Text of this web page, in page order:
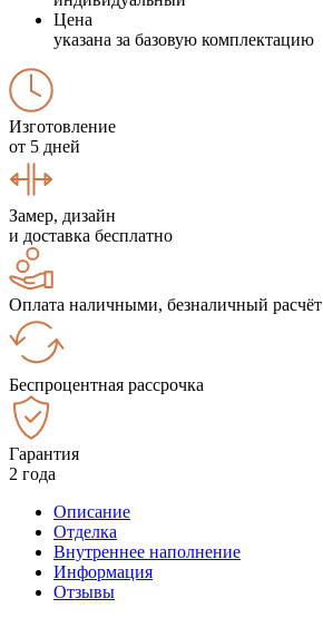
Цена
указана за базовую комплектацию
Изготовление
от 5 дней
Замер, дизайн
и доставка бесплатно
Оплата наличными, безналичный расчёт
Беспроцентная рассрочка
Гарантия
2 года
Описание
Отделка
Внутреннее наполнение
Информация
Отзывы